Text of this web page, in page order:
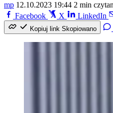
mp 12.10.2023 19:44 2 min
Facebook
X LinkedIn
Kopiuj link Skopiowano